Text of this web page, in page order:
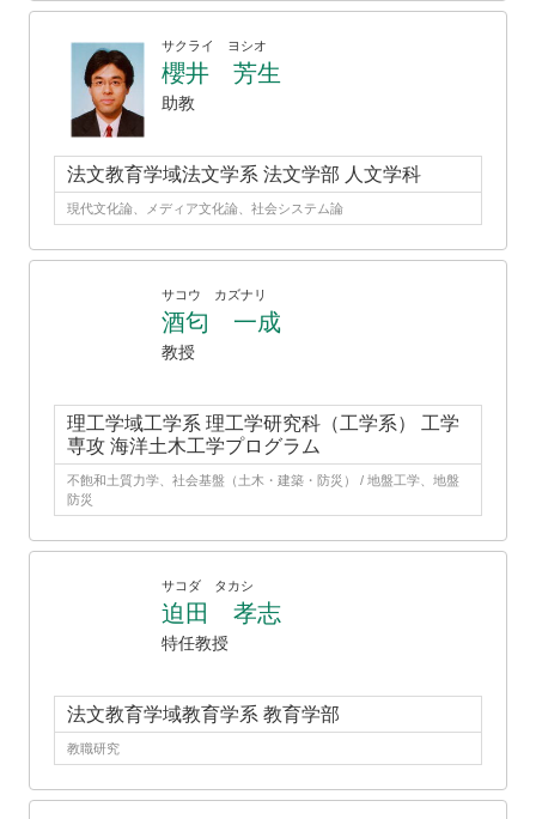
サクライ ヨシオ
櫻井 芳生
助教
法文教育学域法文学系 法文学部 人文学科
現代文化論、メディア文化論、社会システム論
サコウ カズナリ
酒匂 一成
教授
理工学域工学系 理工学研究科（工学系） 工学
専攻 海洋土木工学プログラム
不飽和土質力学、社会基盤（土木・建築・防災） / 地盤工学、地盤
防災
サコダ タカシ
迫田 孝志
特任教授
法文教育学域教育学系 教育学部
教職研究